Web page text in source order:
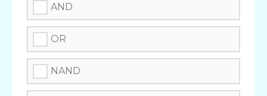
AND
OR
NAND